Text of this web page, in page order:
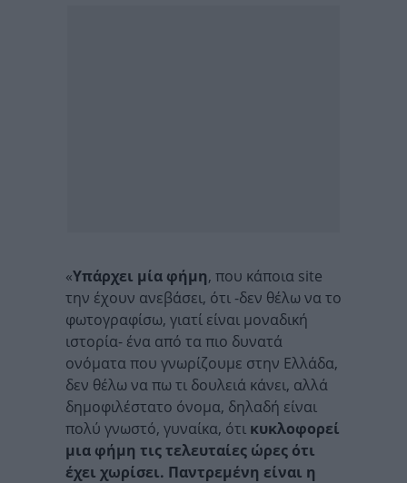
«Υπάρχει μία φήμη, που κάποια site
την έχουν ανεβάσει, ότι -δεν θέλω να το
φωτογραφίσω, γιατί είναι μοναδική
ιστορία- ένα από τα πιο δυνατά
ονόματα που γνωρίζουμε στην Ελλάδα,
δεν θέλω να πω τι δουλειά κάνει, αλλά
δημοφιλέστατο όνομα, δηλαδή είναι
πολύ γνωστό, γυναίκα, ότι κυκλοφορεί
μια φήμη τις τελευταίες ώρες ότι
έχει χωρίσει. Παντρεμένη είναι η